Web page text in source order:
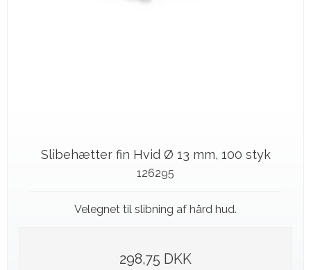
Slibehætter fin Hvid Ø 13 mm, 100 styk
126295
Velegnet til slibning af hård hud.
298,75 DKK